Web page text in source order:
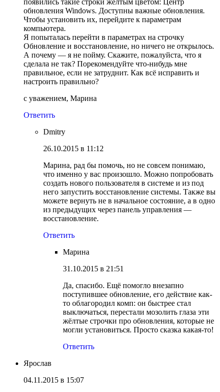
появились такие строки жёлтым цветом: Центр
обновления Windows. Доступны важные обновления.
Чтобы установить их, перейдите к параметрам
компьютера.
Я попыталась перейти в параметрах на строчку
Обновление и восстановление, но ничего не открылось.
А почему — я не пойму. Скажите, пожалуйста, что я
сделала не так? Порекомендуйте что-нибудь мне
правильное, если не затруднит. Как всё исправить и
настроить правильно?
с уважением, Марина
Ответить
Dmitry
26.10.2015 в 11:12
Марина, рад бы помочь, но не совсем понимаю,
что именно у вас произошло. Можно попробовать
создать нового пользователя в системе и из под
него запустить восстановление системы. Также вы
можете вернуть не в начальное состояние, а в одно
из предыдущих через панель управления —
восстановление.
Ответить
Марина
31.10.2015 в 21:51
Да, спасибо. Ещё помогло внезапно
поступившее обновление, его действие как-
то облагородил комп: он быстрее стал
выключаться, перестали мозолить глаза эти
жёлтые строчки про обновления, которые не
могли установиться. Просто сказка какая-то!
Ответить
Ярослав
04.11.2015 в 15:07